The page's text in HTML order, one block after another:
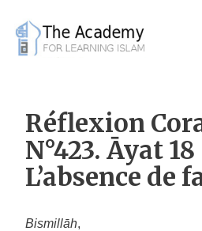
content
Réflexion
N°423. Āyat
L’absence de
Bismillāh,